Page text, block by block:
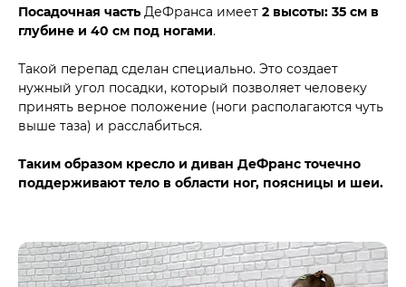
Посадочная часть ДеФранса имеет 2 высоты: 35 см в
глубине и 40 см под ногами.
Такой перепад сделан специально. Это создает
нужный угол посадки, который позволяет человеку
принять верное положение (ноги располагаются чуть
выше таза) и расслабиться.
Таким образом кресло и диван ДеФранс точечно
поддерживают тело в области ног, поясницы и шеи.